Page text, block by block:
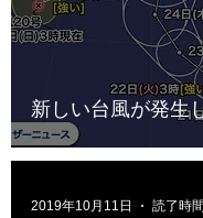
新しい台風が発生
2019年10月11日 読了時